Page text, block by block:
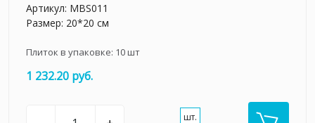
Артикул: MBS011
Размер: 20*20 см
Плиток в упаковке: 10шт
1 232.20 руб.
шт.